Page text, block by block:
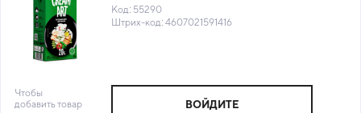
Cream Art Россия (КОД 55290) (0°С)
Код: 55290
Штрих-код: 4607021591416
Чтобы
добавить товар
ВОЙДИТЕ